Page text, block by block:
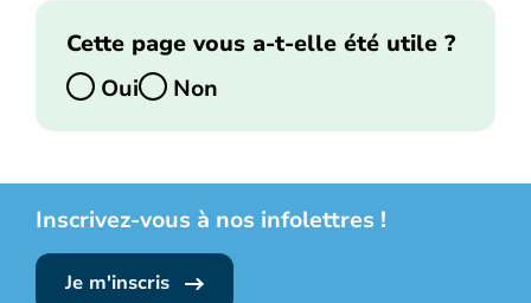
Cette page vous a-t-elle été utile ?
Oui
Non
Inscrivez-vous à nos infolettres !
Je m'inscris